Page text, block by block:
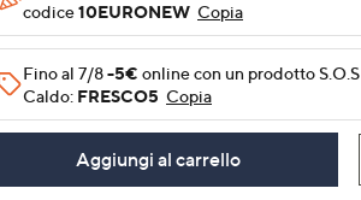
codice10EURONEW Copia
Fino al 7/8-5€ online con un prodotto S.O.S
Caldo: FRESCO5 Copia
Aggiungi al carrello